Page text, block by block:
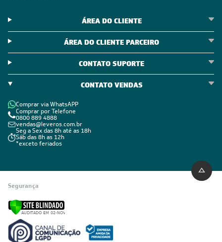
ÁREA DO CLIENTE
ÁREA DO CLIENTE PARCEIRO
CONTATO SUPORTE
CONTATO VENDAS
Comprar via WhatsAPP
Comprar por Telefone
0800 889 4888
vendas@leveros.com.br
Seg a Sex das 8h até as 18h
Sáb das 8h as 12h
*exceto feriados
Segurança